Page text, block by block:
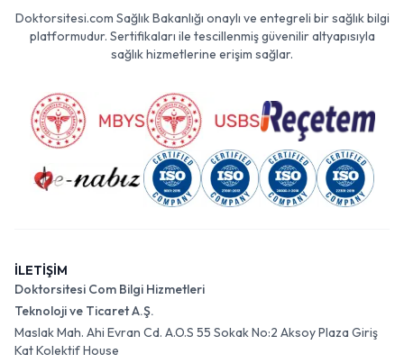
Doktorsitesi.com Sağlık Bakanlığı onaylı ve entegreli bir sağlık bilgi
platformudur. Sertifikaları ile tescillenmiş güvenilir altyapısıyla
sağlık hizmetlerine erişim sağlar.
İLETİŞİM
Doktorsitesi Com Bilgi Hizmetleri
Teknoloji ve Ticaret A.Ş.
Maslak Mah. Ahi Evran Cd. A.O.S 55 Sokak No:2 Aksoy Plaza Giriş
Kat Kolektif House